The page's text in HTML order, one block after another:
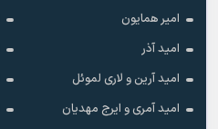
امیر همایون
امید آذر
امید آرین و لاری لموئل
امید آمری و ایرج مهدیان